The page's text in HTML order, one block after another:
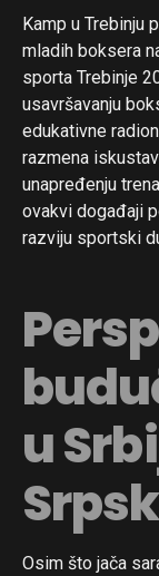
Kamp u Trebinju
mladih boksera
sporta Trebinje
usavršavanju
edukativne
razmena
unapređenju
ovakvi događaji
razviju sportski
u
Osim što jača